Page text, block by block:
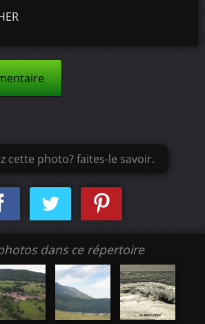
cette photo? faites-le savoir.
dans ce répertoire